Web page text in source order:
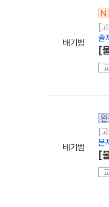
배기범
N
[
출
[
배기범
[
문
[